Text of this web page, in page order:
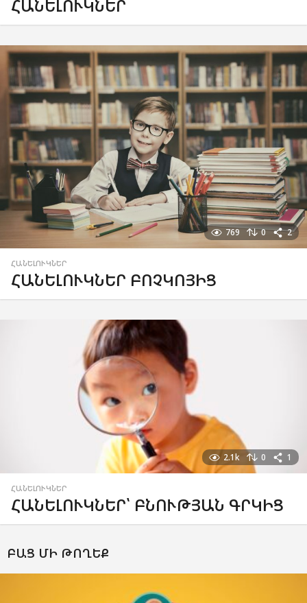
ՀԱՆԵԼՈՒԿՆԵՐ
769 0 2
ՀԱՆԵԼՈՒԿՆԵՐ
ՀԱՆԵԼՈՒԿՆԵՐ ԲՈՉԿՈՅԻՑ
2.1k 0 1
ՀԱՆԵԼՈՒԿՆԵՐ
ՀԱՆԵԼՈՒԿՆԵՐ՝ ԲՆՈՒԹՅԱՆ ԳՐԿԻՑ
ԲԱՑ ՄԻ ԹՈՂԵՔ